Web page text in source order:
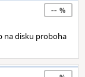
--
na disku proboha